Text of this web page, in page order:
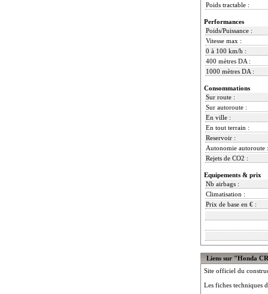
Poids tractable :
Performances
Poids/Puissance :
Vitesse max :
0 à 100 km/h :
400 mètres DA :
1000 mètres DA :
Consommations
Sur route :
Sur autoroute :
En ville :
En tout terrain :
Reservoir :
Autonomie autoroute :
Rejets de CO2 :
Equipements & prix
Nb airbags :
Climatisation :
Prix de base en € :
Liens sur "Honda
Site officiel du
Les fiches techniques